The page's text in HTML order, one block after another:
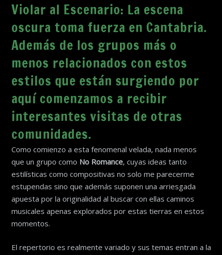
Violar al Escenario: La escena
oscura toma fuerza en Cantabria.
Además de los grupos más o
menos relacionados con estos
estilos que están surgiendo por
aquí comenzamos a recibir
interesantes visitas de otras
comunidades.
Como comienzo a esta fenomenal velada, nada menos
que un grupo como No Romance, cuyas ideas tanto
estilísticas como compositivas no solo me parecerme
estupendas sino que además suponen una arriesgada
apuesta por la originalidad al buscar con ellas caminos
musicales apenas explorados por estas tierras en estos
momentos.
El repertorio es realmente variado y sus temas entran a la